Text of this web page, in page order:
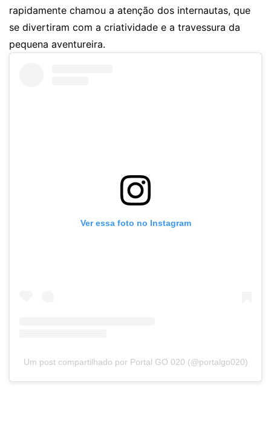
rapidamente chamou a atenção dos internautas, que
se divertiram com a criatividade e a travessura da
pequena aventureira.
Ver essa foto no Instagram
Um post compartilhado por Portal GO 020 (@portalgo020)